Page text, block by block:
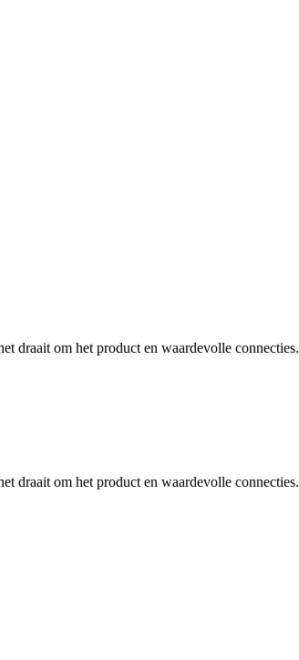
draait om het product en waardevolle connecties.
draait om het product en waardevolle connecties.